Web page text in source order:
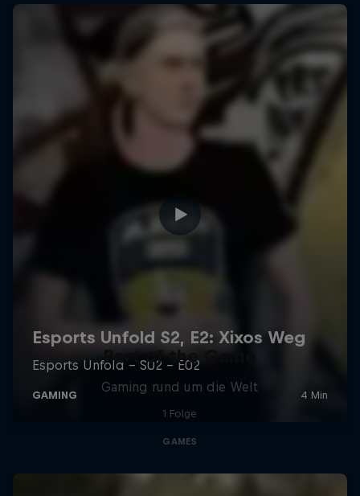
Part of the Game
Gaming rund um die Welt
1 Folge
GAMES